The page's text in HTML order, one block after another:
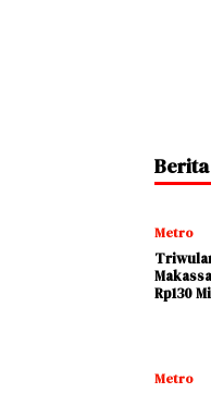
Metro
Rp130
Metro